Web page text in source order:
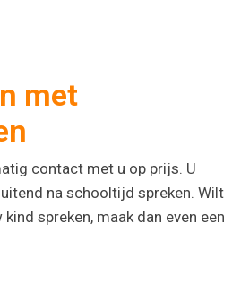
met
contact met u op prijs. U
na schooltijd spreken. Wilt
spreken, maak dan even een